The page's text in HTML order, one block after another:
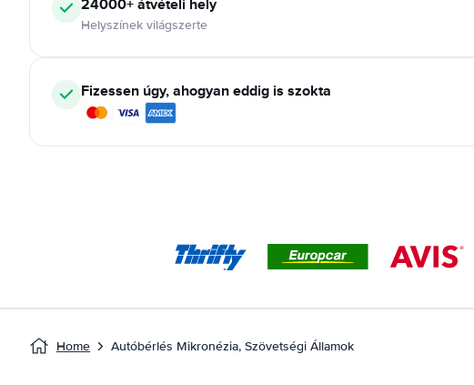
Helyszínek világszerte
Fizessen úgy, ahogyan eddig is szokta
Home Autóbérlés Mikronézia, Szövetségi Államok